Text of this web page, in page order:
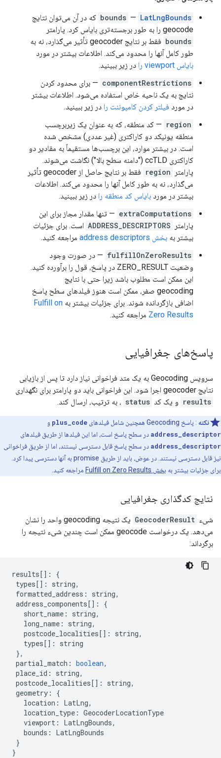
bounds — LatLngBounds
که در آن می‌توان نتایج
geocode را به طور برجسته‌تری بایاس کرد. پارامتر
bounds
فقط بر نتایج geocoder تأثیر می‌گذارد، نه به
طور کامل آنها را محدود می‌کند. اطلاعات بیشتر در مورد
بایاس viewport را
در زیر ببینید.
componentRestrictions — برای محدود کردن
نتایج به یک ناحیه خاص استفاده می‌شود. اطلاعات بیشتر
در مورد فیلتر کردن کامپوننت را در زیر ببینید.
region — کد منطقه، که به عنوان یک زیربرچسب
منطقه یونیکد دو کاراکتری (غیر عددی) مشخص شده
است. در بیشتر موارد، این برچسب‌ها مستقیماً به مقادیر دو
کاراکتری ccTLD ("دامنه سطح بالا") نگاشت می‌شوند.
پارامتر
region
فقط بر نتایج حاصل از geocoder تأثیر
می‌گذارد، نه به طور کامل آنها را محدود می‌کند. اطلاعات
بیشتر در مورد بایاس کد منطقه را در زیر ببینید.
extraComputations — تنها مقدار مجاز برای این
پارامتر
ADDRESS_DESCRIPTORS است. برای جزئیات
بیشتر به بخش address descriptors
مراجعه کنید.
fulfillOnZeroResults — در صورت وجود
وضعیت ZERO_RESULT در پاسخ، قول را برآورده کنید.
این ممکن است مطلوب باشد زیرا حتی با نتایج
geocoding صفر، ممکن است هنوز فیلدهای سطح پاسخ
اضافی بازگردانده شوند. برای جزئیات بیشتر به Fulfill on
Zero Results مراجعه کنید.
پاسخ‌های جغرافیایی
سرویس Geocoding به یک متد فراخوانی نیاز دارد تا پس از بازیابی
نتایج geocoder اجرا شود. این فراخوانی باید دو پارامتر برای نگهداری
results و یک کد status ، به ترتیب، ارسال کند.
نکته : پاسخ Geocoding همچنین شامل فیلدهای plus_code و
address_descriptor در سطح پاسخ است، اما این فیلدها از طریق فیلدهای
address_descriptor در سطح پاسخ قابل دسترسی نیستند، اما از طریق فراخوانی
نیز قابل دسترسی نیستند. در عوض، باید از طریق promise به آنها دسترسی پیدا کرد.
برای جزئیات بیشتر به بخش Fulfill on Zero Results مراجعه کنید.
نتایج کدگذاری جغرافیایی
شیء GeocoderResult
یک نتیجه geocoding واحد را نشان
می‌دهد. یک درخواست geocode ممکن است چندین شیء نتیجه را
برگرداند:
results [] :
{
types [] : string,
formatted_address : string,
address_components [] :
{
short_name : string,
long_name : string,
postcode_localities [] : string,
types [] :
string
},
partial_match : boolean,
place_id : string,
postcode_localities [] : string,
geometry :
{
location : LatLng,
location_type : GeocoderLocationType
viewport : LatLngBounds,
bounds :
LatLngBounds
}
}